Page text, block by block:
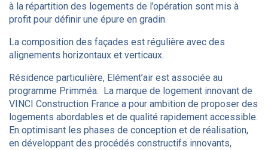
à la répartition des logements de l’opération sont mis à
profit pour définir une épure en gradin.
La composition des façades est régulière avec des
alignements horizontaux et verticaux.
Résidence particulière, Elément’air est associée au
programme Primméa. La marque de logement innovant de
VINCI Construction France a pour ambition de proposer des
logements abordables et de qualité rapidement accessible.
En optimisant les phases de conception et de réalisation,
en développant des procédés constructifs innovants,